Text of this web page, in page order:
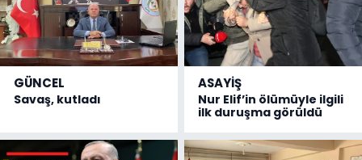
GÜNCEL
Savaş, kutladı
ASAYİŞ
Nur Elif’in ölümüyle ilgili
ilk duruşma görüldü